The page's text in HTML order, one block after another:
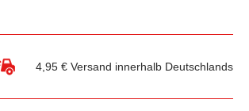
4,95 € Versand innerhalb Deutschlands